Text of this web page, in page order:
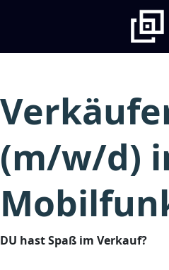
(m/w/d)
DU hast Spaß im Verkauf?